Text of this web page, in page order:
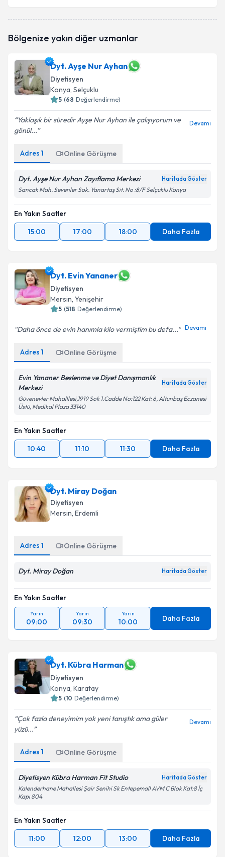
Bölgenize yakın diğer uzmanlar
Dyt. Ayşe Nur Ayhan
Diyetisyen
Konya, Selçuklu
5 (68 Değerlendirme)
Yaklaşık bir süredir Ayşe Nur Ayhan ile çalışıyorum ve
gönül...
Devamı
Adres 1 Online Görüşme
Dyt. Ayşe Nur Ayhan Zayıflama Merkezi Haritada Göster
Sancak Mah. Sevenler Sok. Yanartaş Sit. No :8/F Selçuklu Konya
En Yakın Saatler
15:00
17:00 18:00 Daha Fazla
Dyt. Evin Yananer
Diyetisyen
Mersin, Yenişehir
5 (518 Değerlendirme)
Daha önce de evin hanımla kilo vermiştim bu defa... Devamı
Adres 1 Online Görüşme
Evin Yananer Beslenme ve Diyet Danışmanlık
Merkezi
Haritada Göster
Güvenevler Mahalllesi,1919 Sok 1.Cadde No:122 Kat: 6, Altunbaş Eczanesi
Üstü, Medikal Plaza 33140
En Yakın Saatler
10:40
11:10 11:30 Daha Fazla
Dyt. Miray Doğan
Diyetisyen
Mersin, Erdemli
Adres 1 Online Görüşme
Dyt. Miray Doğan Haritada Göster
En Yakın Saatler
Yarın
09:00
Yarın
09:30
Yarın
10:00 Daha Fazla
Dyt. Kübra Harman
Diyetisyen
Konya, Karatay
5 (10 Değerlendirme)
Çok fazla deneyimim yok yeni tanıştık ama güler
yüzü...
Devamı
Adres 1 Online Görüşme
Diyetisyen Kübra Harman Fit Studio Haritada Göster
Kalenderhane Mahallesi Şair Senihi Sk Entepemall AVM C Blok Kat:8 İç
Kapı 804
En Yakın Saatler
11:00
12:00 13:00 Daha Fazla